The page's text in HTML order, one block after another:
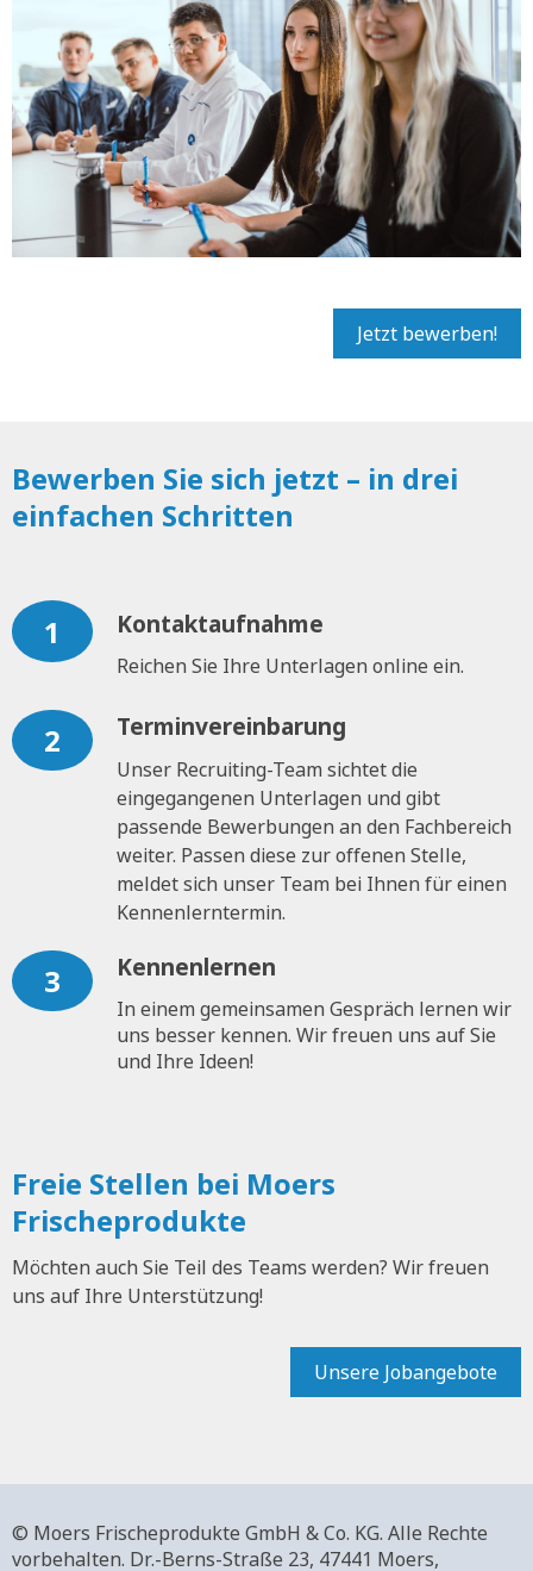
Jetzt bewerben!
Bewerben Sie sich jetzt – in drei
einfachen Schritten
1 Kontaktaufnahme
Reichen Sie Ihre Unterlagen online ein.
2 Terminvereinbarung
Unser Recruiting-Team sichtet die
eingegangenen Unterlagen und gibt
passende Bewerbungen an den Fachbereich
weiter. Passen diese zur offenen Stelle,
meldet sich unser Team bei Ihnen für einen
Kennenlerntermin.
3 Kennenlernen
In einem gemeinsamen Gespräch lernen wir
uns besser kennen. Wir freuen uns auf Sie
und Ihre Ideen!
Freie Stellen bei Moers
Frischeprodukte
Möchten auch Sie Teil des Teams werden? Wir freuen
uns auf Ihre Unterstützung!
Unsere Jobangebote
© Moers Frischeprodukte GmbH & Co. KG. Alle Rechte
vorbehalten. Dr.-Berns-Straße 23, 47441 Moers,